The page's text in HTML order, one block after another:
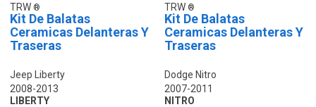
TRW
Kit De Balatas
Ceramicas Delanteras Y
Traseras
Jeep Liberty
2008-2013
LIBERTY
TRW
Kit De Balatas
Ceramicas Delanteras Y
Traseras
Dodge Nitro
2007-2011
NITRO